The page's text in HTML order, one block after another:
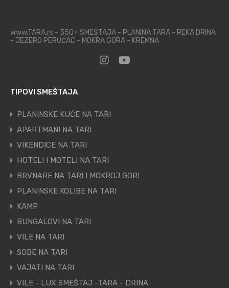
www.TARA.rs - 350+ SMEŠTAJA - PLANINA TARA - REKA DRINA
- JEZERO PERUĆAC - MOKRA GORA - KREMNA
TIPOVI SMEŠTAJA
PLANINSKE KUĆE NA TARI
APARTMANI NA TARI
VIKENDICE NA TARI
HOTELI I MOTELI NA TARI
BRVNARE NA TARI I MOKROJ GORI
PLANINSKE KOLIBE NA TARI
KAMP
BUNGALOVI NA TARI
VILE NA TARI
SOBE NA TARI
VAJATI NA TARI
VILE - LUX SMEŠTAJ -TARA - DRINA